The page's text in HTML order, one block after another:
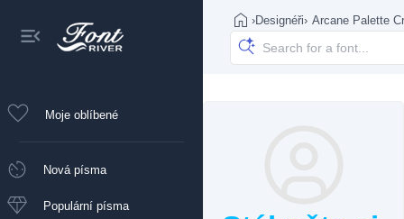
Moje oblíbené
Nová písma
Populární písma
›Designéři› Arcane Palette